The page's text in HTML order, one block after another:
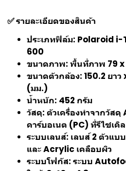
✅ รายละเอียดของสินค้า
ประเภทฟิล์ม: Polaroid i-
600
ขนาดภาพ: พื้นที่ภาพ 79 x
ขนาดตัวกล้อง: 150.2 ยาว
(มม.)
น้ำหนัก: 452 กรัม
วัสดุ: ตัวเครื่องทำจากวัสดุ
คาร์บอเนต (PC) ที่รีไซเคิ
ระบบเลนส์: เลนส์ 2 ตัวแ
และ Acrylic เคลือบผิว
ระบบโฟกัส: ระบบ